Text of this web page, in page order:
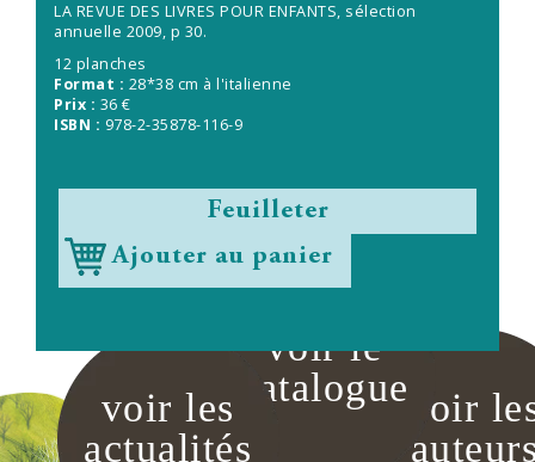
LA REVUE DES LIVRES POUR ENFANTS, sélection
annuelle 2009, p 30.
12 planches
Format : 28*38 cm à l'italienne
Prix : 36 €
ISBN : 978-2-35878-116-9
Feuilleter
Ajouter au panier
voir
voir le
catalogue
voir les
actualités